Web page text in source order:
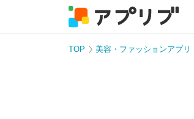
TOP 美容・ファッションアプリ